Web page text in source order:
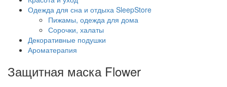
Одежда для сна и отдыха SleepStore
Пижамы, одежда для дома
Сорочки, халаты
Декоративные подушки
Ароматерапия
Защитная маска Flower